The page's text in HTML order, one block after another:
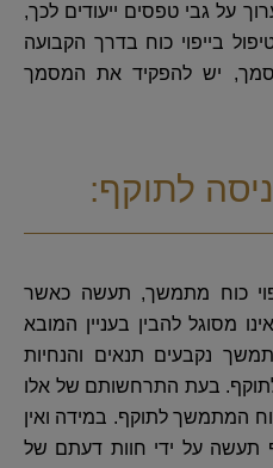
על גבי טפסים ייעודים לכך,
בייפוי כוח בדרך הקבועה
יש להפקיד את המסמך
לתוקף:
כוח מתמשך, תעשה כאשר
מסוגל להבין בעניין המובא
נקבעים תנאים והנחיות
לתוקף. בעת התרחשותם של אלו
המתמשך לתוקף. במידה ואין
תעשה על ידי חוות דעתם של